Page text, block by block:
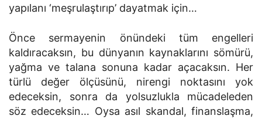
yapılanı ‘meşrulaştırıp’ dayatmak için…
Önce sermayenin önündeki tüm engelleri
kaldıracaksın, bu dünyanın kaynaklarını sömürü,
yağma ve talana sonuna kadar açacaksın. Her
türlü değer ölçüsünü, nirengi noktasını yok
edeceksin, sonra da yolsuzlukla mücadeleden
söz edeceksin… Oysa asıl skandal, finanslaşma,